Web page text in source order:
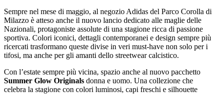
Sempre nel mese di maggio, al negozio Adidas del Parco Corolla di
Milazzo è atteso anche il nuovo lancio dedicato alle maglie delle
Nazionali, protagoniste assolute di una stagione ricca di passione
sportiva. Colori iconici, dettagli contemporanei e design sempre più
ricercati trasformano queste divise in veri must-have non solo per i
tifosi, ma anche per gli amanti dello streetwear calcistico.
Con l’estate sempre più vicina, spazio anche al nuovo pacchetto
Summer Glow Originals donna e uomo. Una collezione che
celebra la stagione con colori luminosi, capi freschi e silhouette